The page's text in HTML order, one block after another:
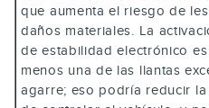
que aumenta el riesgo de
daños materiales. La
de estabilidad electrónico
menos una de las llantas
agarre; eso podría reducir